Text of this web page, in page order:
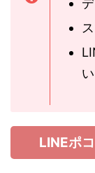
い
LINEポ